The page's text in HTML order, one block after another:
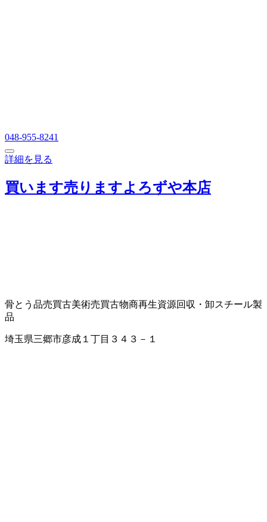
048-955-8241
詳細を見る
買います売りますよろずや本店
骨とう品売買古美術売買古物商再生資源回収・卸スチール製
品
埼玉県三郷市彦成１丁目３４３－１